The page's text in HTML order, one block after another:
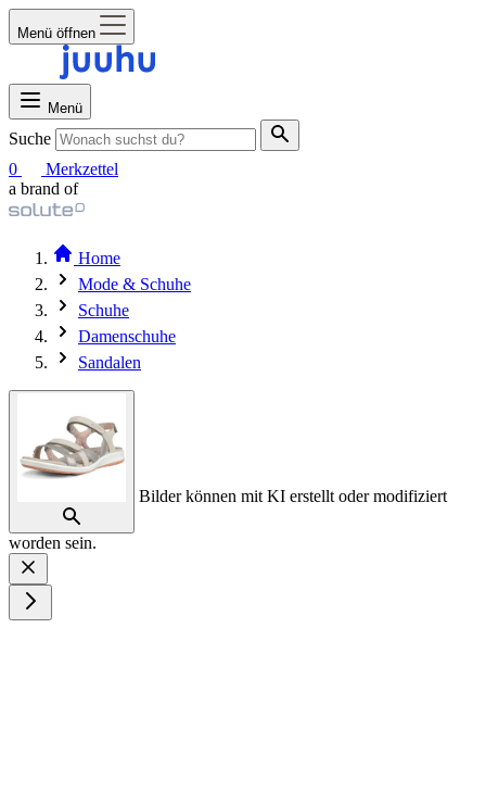
Menü öffnen
Menü
Suche
0
Merkzettel
a brand of
Home
Mode & Schuhe
Schuhe
Damenschuhe
Sandalen
Bilder können mit KI erstellt oder modifiziert
worden sein.